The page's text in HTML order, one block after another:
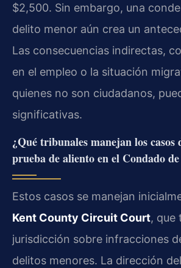
$2,500. Sin embargo, una
delito menor aún crea un
Las consecuencias indirectas,
en el empleo o la situación
quienes no son ciudadanos,
significativas.
¿Qué tribunales manejan los casos
prueba de aliento en el Condado
Estos casos se manejan
Kent County Circuit Court, que
jurisdicción sobre infracciones
delitos menores. La dirección